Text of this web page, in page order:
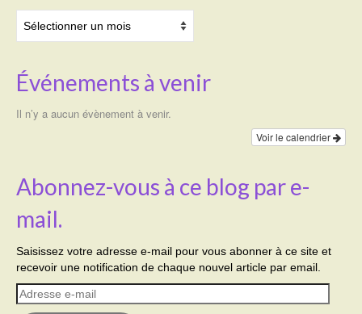
Événements à venir
Il n’y a aucun évènement à venir.
Voir le calendrier
Abonnez-vous à ce blog par e-
mail.
Saisissez votre adresse e-mail pour vous abonner à ce site et
recevoir une notification de chaque nouvel article par email.
Adresse
e-